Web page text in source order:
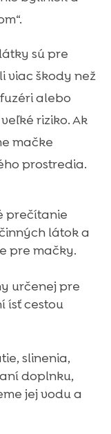
sú pre
viac škody než
alebo
riziko. Ak
mačke
prostredia.
prečítanie
látok a
pre mačky.
určenej pre
ísť cestou
slinenia,
doplnku,
jej vodu a